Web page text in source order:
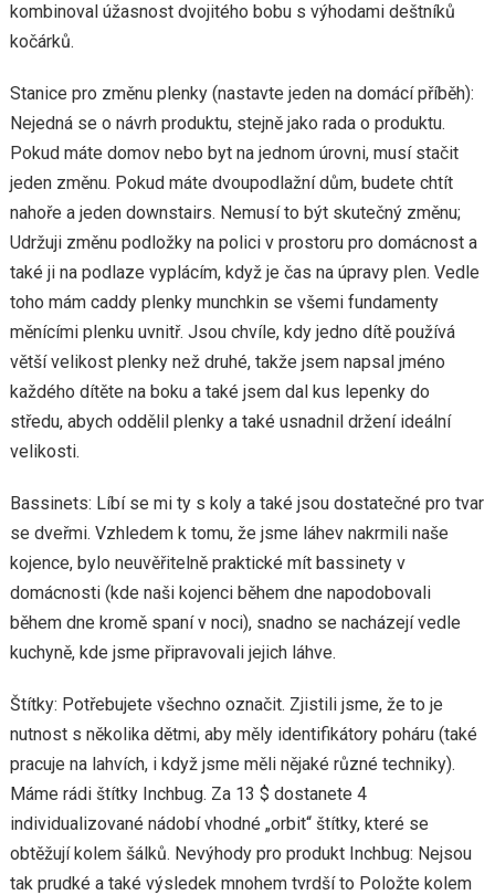
kombinoval úžasnost dvojitého bobu s výhodami deštníků
kočárků.
Stanice pro změnu plenky (nastavte jeden na domácí příběh):
Nejedná se o návrh produktu, stejně jako rada o produktu.
Pokud máte domov nebo byt na jednom úrovni, musí stačit
jeden změnu. Pokud máte dvoupodlažní dům, budete chtít
nahoře a jeden downstairs. Nemusí to být skutečný změnu;
Udržuji změnu podložky na polici v prostoru pro domácnost a
také ji na podlaze vyplácím, když je čas na úpravy plen. Vedle
toho mám caddy plenky munchkin se všemi fundamenty
měnícími plenku uvnitř. Jsou chvíle, kdy jedno dítě používá
větší velikost plenky než druhé, takže jsem napsal jméno
každého dítěte na boku a také jsem dal kus lepenky do
středu, abych oddělil plenky a také usnadnil držení ideální
velikosti.
Bassinets: Líbí se mi ty s koly a také jsou dostatečné pro tvar
se dveřmi. Vzhledem k tomu, že jsme láhev nakrmili naše
kojence, bylo neuvěřitelně praktické mít bassinety v
domácnosti (kde naši kojenci během dne napodobovali
během dne kromě spaní v noci), snadno se nacházejí vedle
kuchyně, kde jsme připravovali jejich láhve.
Štítky: Potřebujete všechno označit. Zjistili jsme, že to je
nutnost s několika dětmi, aby měly identifikátory poháru (také
pracuje na lahvích, i když jsme měli nějaké různé techniky).
Máme rádi štítky Inchbug. Za 13 $ dostanete 4
individualizované nádobí vhodné „orbit“ štítky, které se
obtěžují kolem šálků. Nevýhody pro produkt Inchbug: Nejsou
tak prudké a také výsledek mnohem tvrdší to Položte kolem